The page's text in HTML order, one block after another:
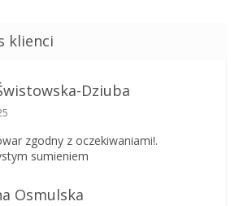
Dziuba
to 5 na 5 gwiazdek.
zgodny z oczekiwaniami!.
sumieniem
Osmulska